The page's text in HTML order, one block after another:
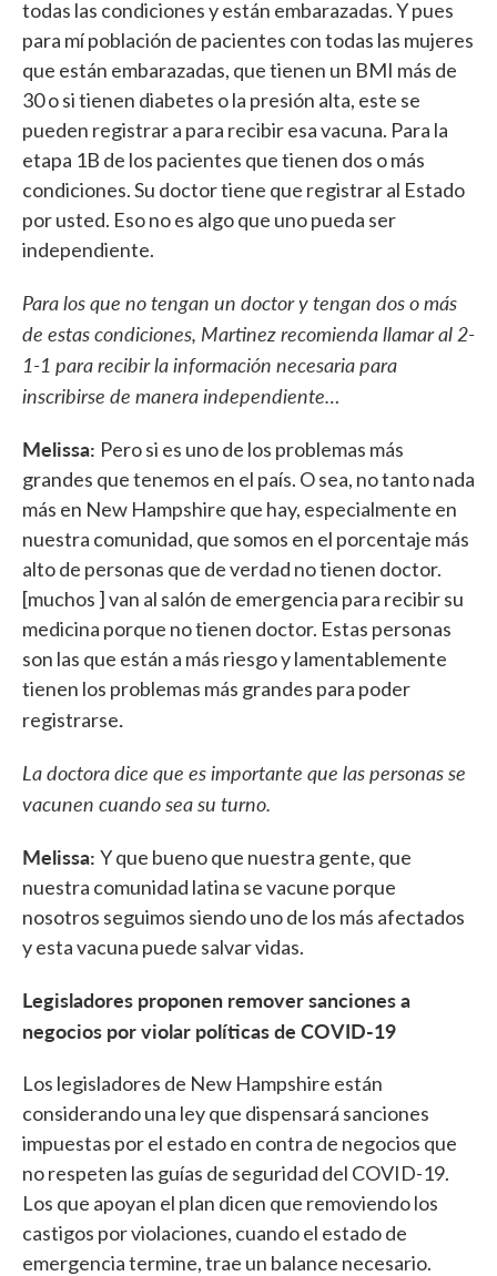
todas las condiciones y están embarazadas. Y pues
para mí población de pacientes con todas las mujeres
que están embarazadas, que tienen un BMI más de
30 o si tienen diabetes o la presión alta, este se
pueden registrar a para recibir esa vacuna. Para la
etapa 1B de los pacientes que tienen dos o más
condiciones. Su doctor tiene que registrar al Estado
por usted. Eso no es algo que uno pueda ser
independiente.
Para los que no tengan un doctor y tengan dos o más
de estas condiciones, Martinez recomienda llamar al 2-
1-1 para recibir la información necesaria para
inscribirse de manera independiente…
Melissa: Pero si es uno de los problemas más
grandes que tenemos en el país. O sea, no tanto nada
más en New Hampshire que hay, especialmente en
nuestra comunidad, que somos en el porcentaje más
alto de personas que de verdad no tienen doctor.
[muchos ] van al salón de emergencia para recibir su
medicina porque no tienen doctor. Estas personas
son las que están a más riesgo y lamentablemente
tienen los problemas más grandes para poder
registrarse.
La doctora dice que es importante que las personas se
vacunen cuando sea su turno.
Melissa: Y que bueno que nuestra gente, que
nuestra comunidad latina se vacune porque
nosotros seguimos siendo uno de los más afectados
y esta vacuna puede salvar vidas.
Legisladores proponen remover sanciones a
negocios por violar políticas de COVID-19
Los legisladores de New Hampshire están
considerando una ley que dispensará sanciones
impuestas por el estado en contra de negocios que
no respeten las guías de seguridad del COVID-19.
Los que apoyan el plan dicen que removiendo los
castigos por violaciones, cuando el estado de
emergencia termine, trae un balance necesario.